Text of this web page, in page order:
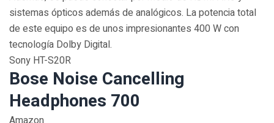
sistemas ópticos además de analógicos. La potencia total
de este equipo es de unos impresionantes 400 W con
tecnología Dolby Digital.
Sony HT-S20R
Bose Noise Cancelling
Headphones 700